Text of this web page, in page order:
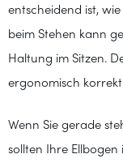
entscheidend ist,
beim Stehen kann
Haltung im Sitzen.
ergonomisch korrekt
Wenn Sie gerade
sollten Ihre